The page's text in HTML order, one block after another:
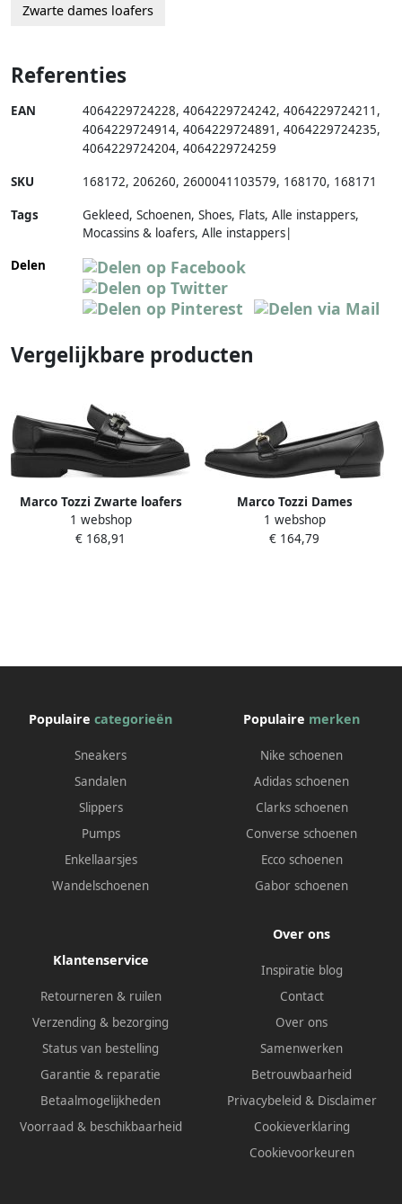
Zwarte dames loafers
Referenties
EAN 4064229724228, 4064229724242, 4064229724211 ,
4064229724914, 4064229724891 , 4064229724235,
4064229724204, 4064229724259
SKU 168172, 206260, 2600041103579, 168170, 168171
Tags
Gekleed, Schoenen, Shoes, Flats, Alle instappers,
Mocassins & loafers, Alle instappers|
Delen
Vergelijkbare producten
Marco Tozzi Zwarte loafers
voor vrouwen
1 webshop
€ 168,91
Marco Tozzi Dames
Instappers 2-24213-41 085 F-
breedte
1 webshop
€ 164,79
Populaire categorieën
Sneakers
Sandalen
Slippers
Pumps
Enkellaarsjes
Wandelschoenen
Populaire merken
Nike schoenen
Adidas schoenen
Clarks schoenen
Converse schoenen
Ecco schoenen
Gabor schoenen
Klantenservice
Retourneren & ruilen
Verzending & bezorging
Status van bestelling
Garantie & reparatie
Betaalmogelijkheden
Voorraad & beschikbaarheid
Over ons
Inspiratie blog
Contact
Over ons
Samenwerken
Betrouwbaarheid
Privacybeleid & Disclaimer
Cookieverklaring
Cookievoorkeuren